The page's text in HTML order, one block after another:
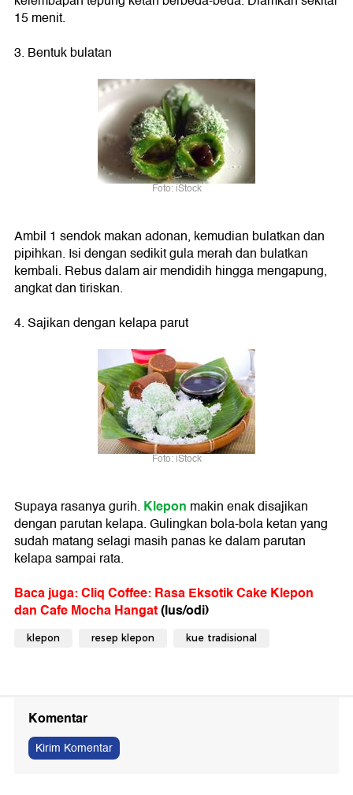
15 menit.
3. Bentuk bulatan
Foto: iStock
Ambil 1 sendok makan adonan, kemudian bulatkan dan
pipihkan. Isi dengan sedikit gula merah dan bulatkan
kembali. Rebus dalam air mendidih hingga mengapung,
angkat dan tiriskan.
4. Sajikan dengan kelapa parut
Foto: iStock
Supaya rasanya gurih. Klepon makin enak disajikan
dengan parutan kelapa. Gulingkan bola-bola ketan yang
sudah matang selagi masih panas ke dalam parutan
kelapa sampai rata.
Baca juga: Cliq Coffee: Rasa Eksotik Cake Klepon
dan Cafe Mocha Hangat(lus/odi)
klepon resep klepon kue tradisional
Komentar
Kirim Komentar